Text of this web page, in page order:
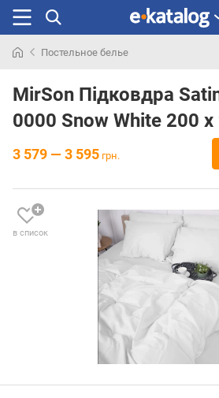
раньше
Постельное белье
MirSon Підковдра
0000 Snow White 200
3 579 — 3 595 грн.
в список